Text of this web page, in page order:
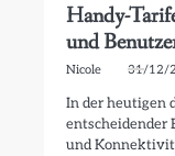
Handy-
und
Nicole 31/12/
In der heutigen
entscheidender
und